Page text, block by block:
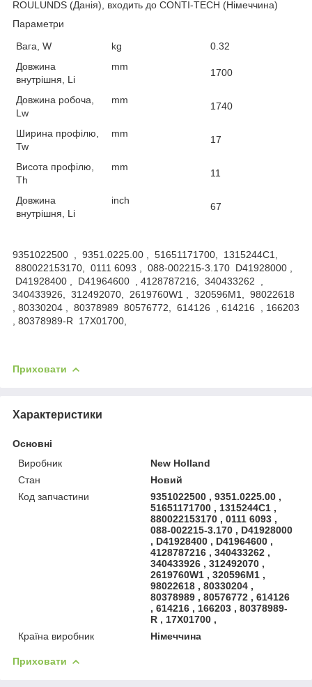
ROULUNDS (Данія), входить до CONTI-TECH (Німеччина)
Параметри
Вага, W
kg
0.32
Довжина
внутрішня, Li
mm
1700
Довжина робоча,
Lw
mm
1740
Ширина профілю,
Tw
mm
17
Висота профілю,
Th
mm
11
Довжина
внутрішня, Li
inch
67
9351022500 , 9351.0225.00 , 51651171700, 1315244C1,
880022153170, 0111 6093 , 088-002215-3.170 D41928000 ,
D41928400 , D41964600 , 4128787216, 340433262 ,
340433926, 312492070, 2619760W1 , 320596M1, 98022618
, 80330204 , 80378989 80576772, 614126 , 614216 , 166203
, 80378989-R 17X01700,
Приховати
Характеристики
Основні
Виробник
New Holland
Стан
Новий
Код запчастини
9351022500 , 9351.0225.00 ,
51651171700 , 1315244C1 ,
880022153170 , 0111 6093 ,
088-002215-3.170 , D41928000
, D41928400 , D41964600 ,
4128787216 , 340433262 ,
340433926 , 312492070 ,
2619760W1 , 320596M1 ,
98022618 , 80330204 ,
80378989 , 80576772 , 614126
, 614216 , 166203 , 80378989-
R , 17X01700 ,
Країна виробник
Німеччина
Приховати